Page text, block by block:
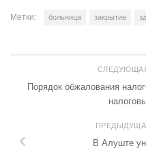
Метки: больница закрытие
Порядок обжалования
В Алуште